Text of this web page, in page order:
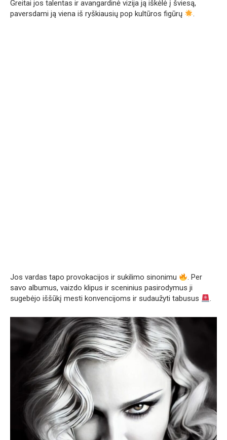
Greitai jos talentas ir avangardinė vizija ją iškėlė į šviesą,
paversdami ją viena iš ryškiausių pop kultūros figūrų
.
Jos vardas tapo provokacijos ir sukilimo sinonimu
. Per
savo albumus, vaizdo klipus ir sceninius pasirodymus ji
sugebėjo iššūkį mesti konvencijoms ir sudaužyti tabusus
.